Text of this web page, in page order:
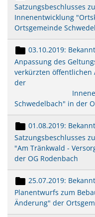
Satzungsbeschlusses
Innenentwicklung
Ortsgemeinde
03.10.2019:
Anpassung des
verkürzten öffentlichen
der
Schwedelbach" in der
01.08.2019:
Satzungsbeschlusses
"Am Tränkwald -
der OG Rodenbach
25.07.2019:
Planentwurfs zum
Änderung" der